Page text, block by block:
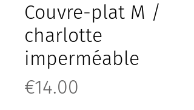
Couvre-plat M /
charlotte
imperméable
€14.00